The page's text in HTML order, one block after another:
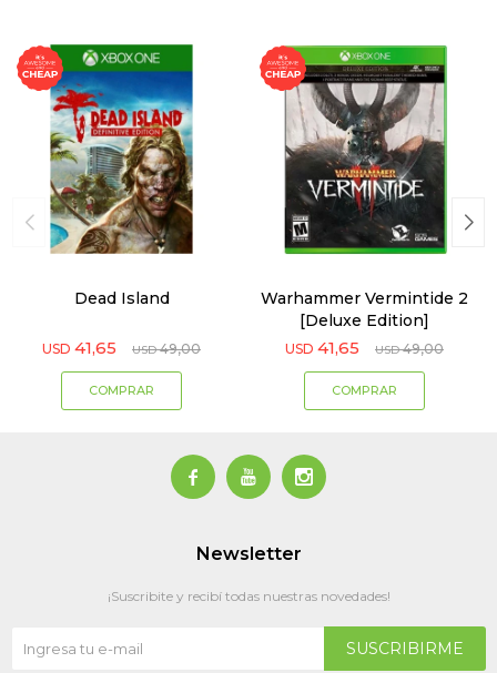
Dead Island
USD 41,65 USD 49,00
Warhammer Vermintide 2
[Deluxe Edition]
USD 41,65 USD 49,00
  
Newsletter
¡Suscribite y recibí todas nuestras novedades!
SUSCRIBIRME